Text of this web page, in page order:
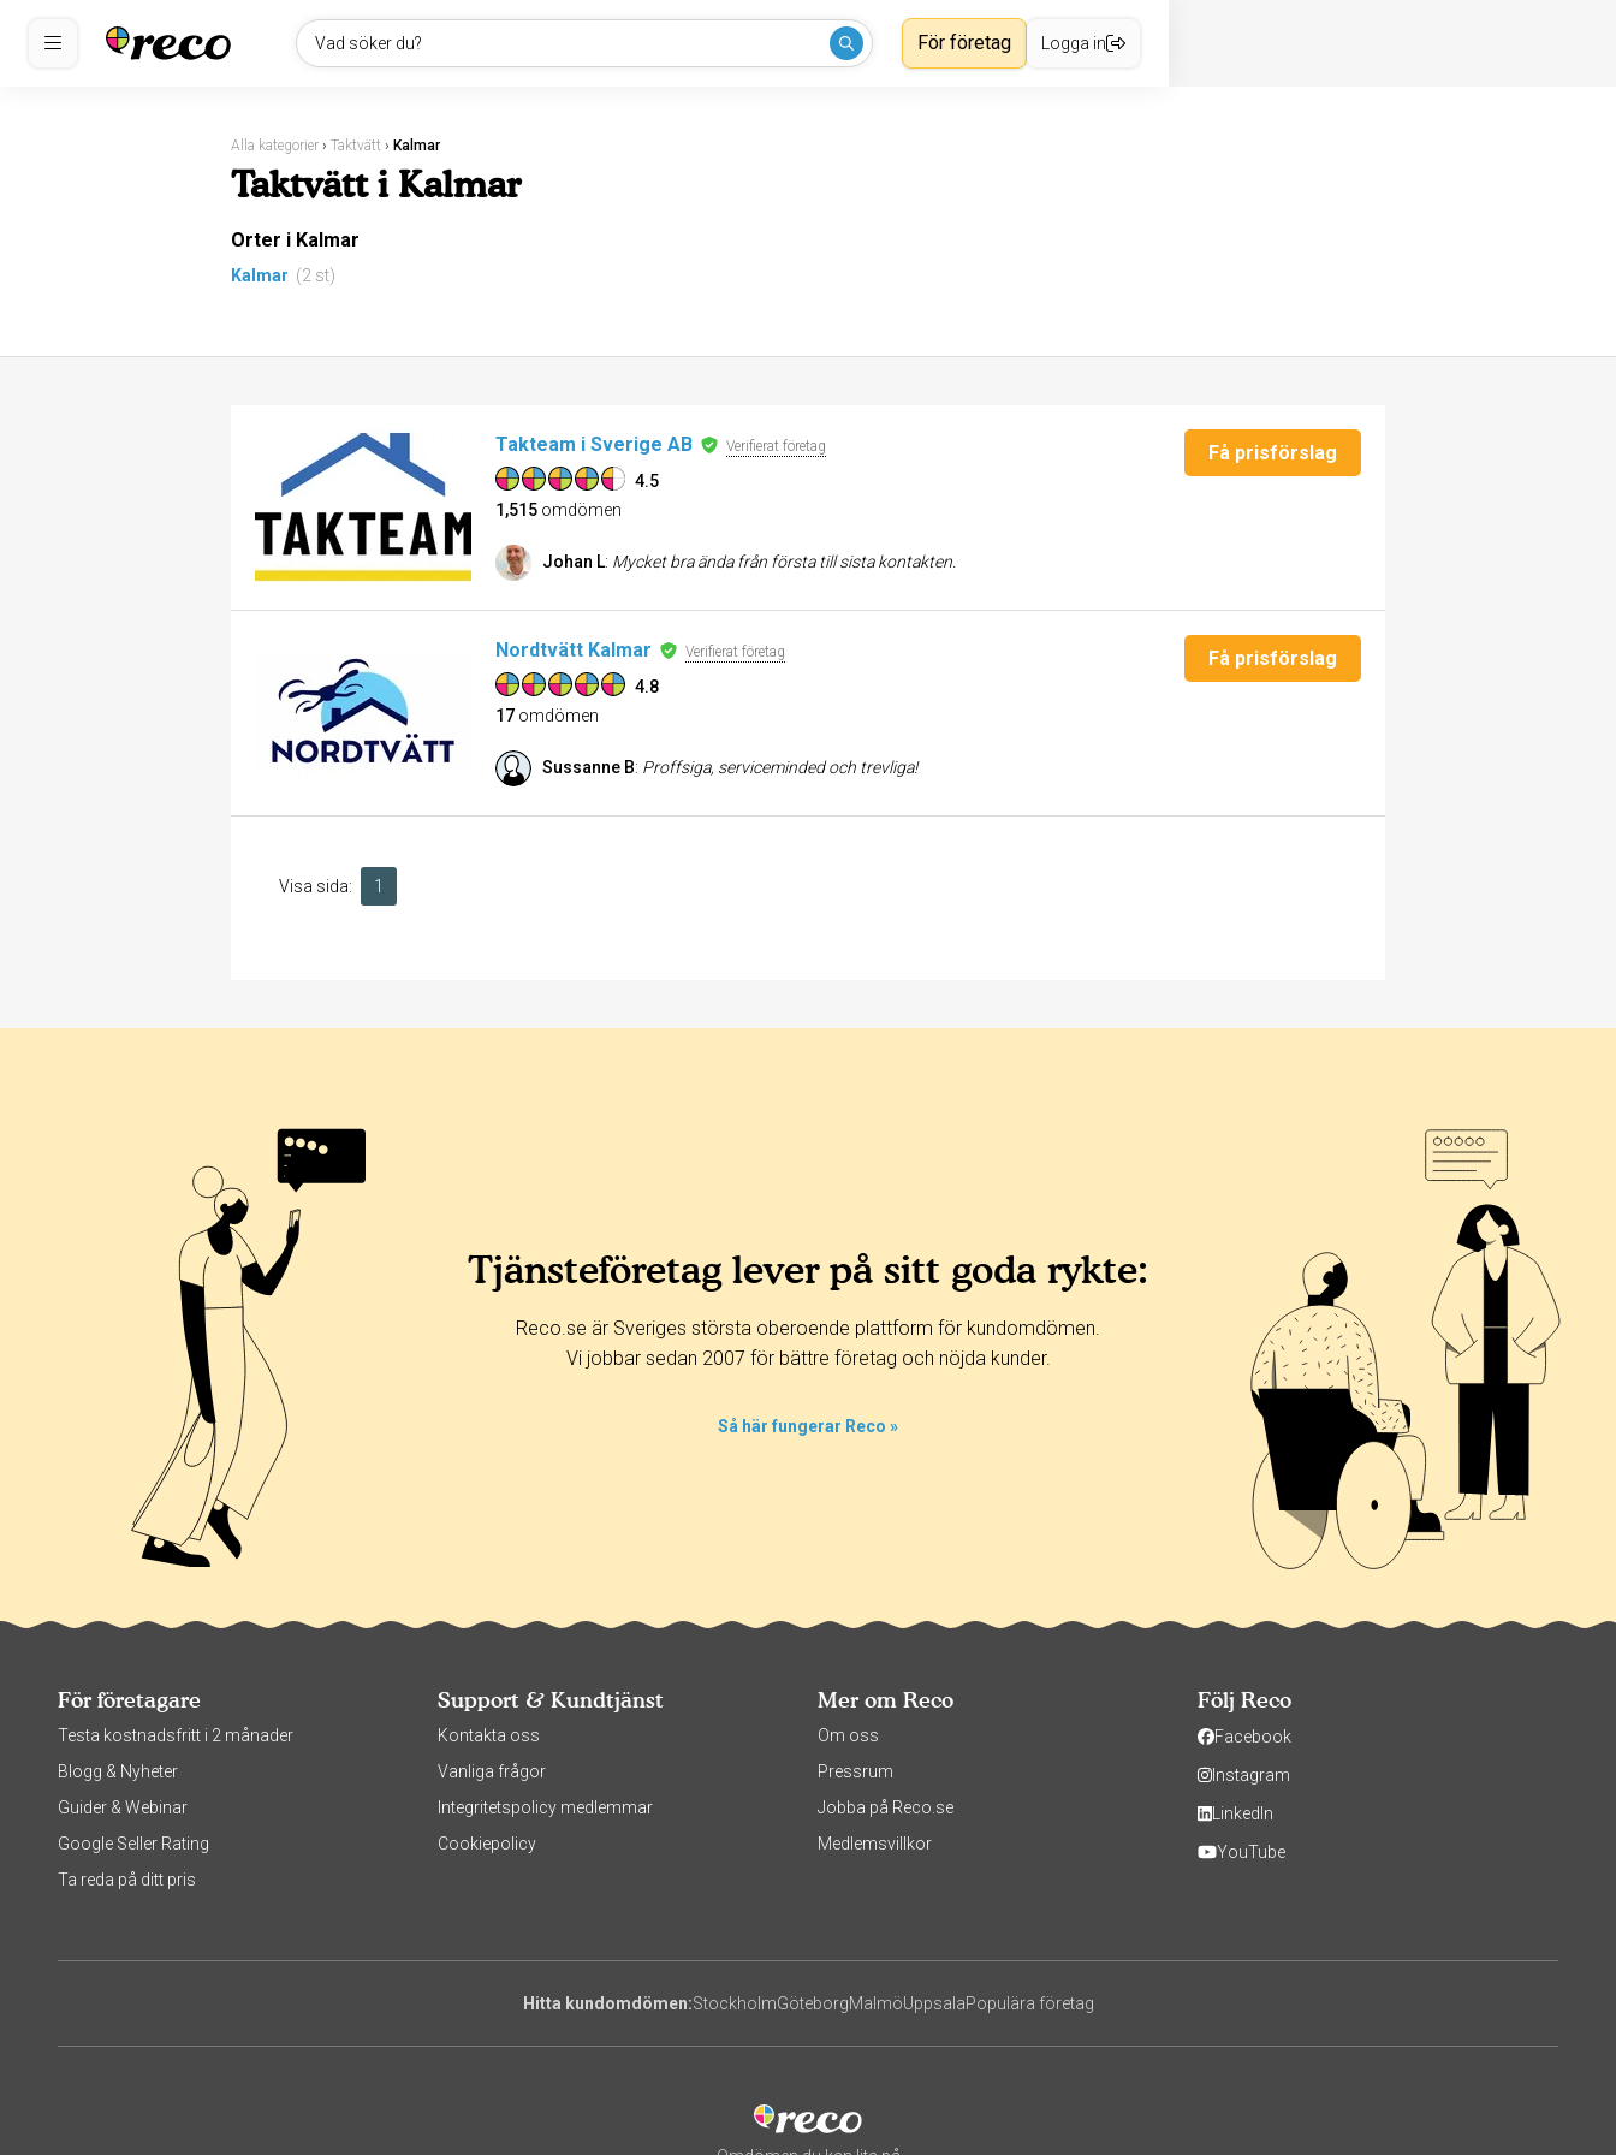
Vad söker du? För företag Logga in
Alla kategorier › Taktvätt › Kalmar
Taktvätt i Kalmar
Orter i Kalmar
Kalmar (2 st)
Takteam i Sverige AB Verifierat företag
4.5
1,515 omdömen
Få prisförslag
Johan L: Mycket bra ända från första till sista kontakten.
Nordtvätt Kalmar Verifierat företag
4.8
17 omdömen
Få prisförslag
Sussanne B: Proffsiga, serviceminded och trevliga!
Visa sida: 1
Tjänsteföretag lever på sitt goda rykte:
Reco.se är Sveriges största oberoende plattform för kundomdömen.
Vi jobbar sedan 2007 för bättre företag och nöjda kunder.
Så här fungerar Reco »
För företagare
Testa kostnadsfritt i 2 månader
Blogg & Nyheter
Guider & Webinar
Google Seller Rating
Ta reda på ditt pris
Support & Kundtjänst
Kontakta oss
Vanliga frågor
Integritetspolicy medlemmar
Cookiepolicy
Mer om Reco
Om oss
Pressrum
Jobba på Reco.se
Medlemsvillkor
Följ Reco
Facebook
Instagram
LinkedIn
YouTube
Hitta kundomdömen:StockholmGöteborgMalmöUppsalaPopulära företag